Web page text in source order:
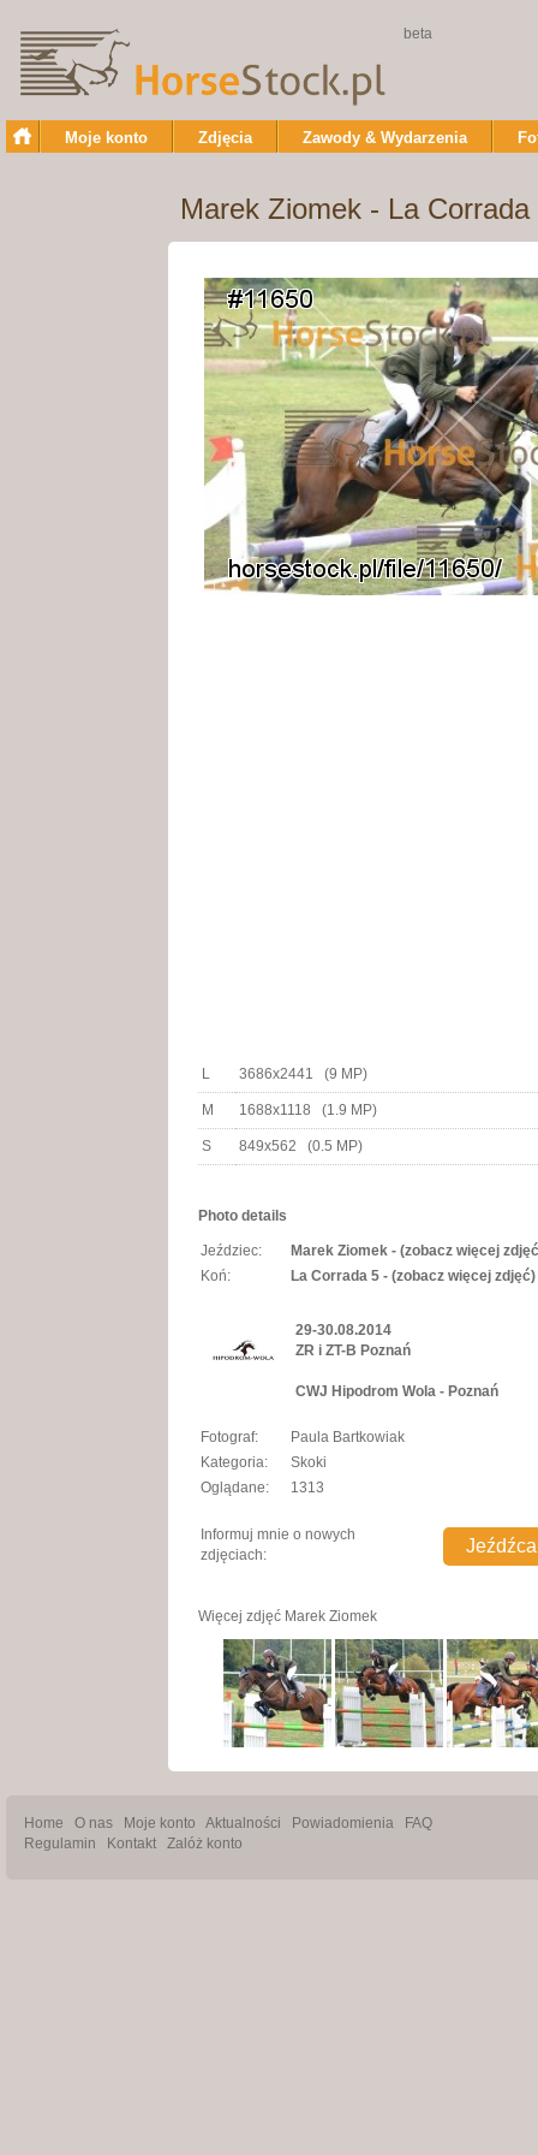
beta
Moje konto Zdjęcia Zawody & Wydarzenia
Marek Ziomek - La Corrada
L 3686x2441 (9 MP)
M 1688x1118 (1.9 MP)
S 849x562 (0.5 MP)
Photo details
Jeździec:
Marek Ziomek - (zobacz więcej
Koń:
La Corrada 5 - (zobacz więcej zdjęć)
29-30.08.2014
ZR i ZT-B Poznań
CWJ Hipodrom Wola - Poznań
Fotograf:
Paula Bartkowiak
Kategoria:
Skoki
Oglądane:
1313
Informuj mnie o nowych
zdjęciach:
Więcej zdjęć Marek Ziomek
Home O nas Moje konto Aktualności Powiadomienia
FAQ
Regulamin
Kontakt Zalóż konto